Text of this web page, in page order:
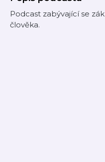
Podcast zabývající se
člověka.